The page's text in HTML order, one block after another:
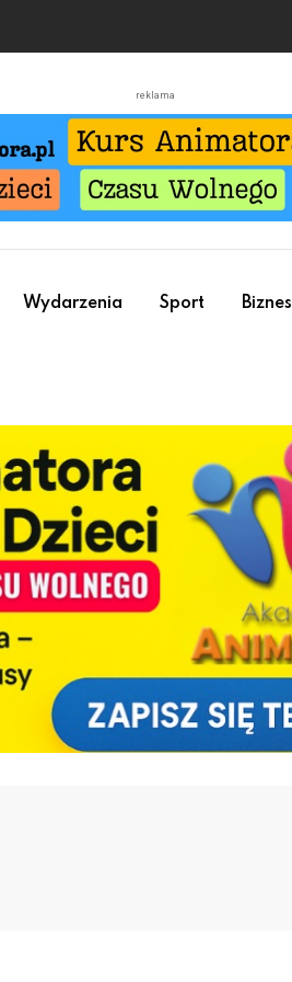
reklama
Wydarzenia Sport Biznes